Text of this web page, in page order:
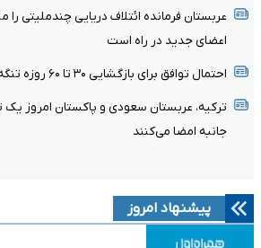
عربستان فرمانده ائتلاف دریایی چندملیتی
اعضای جدید در راه است
احتمال توافق برای بازگشایی ۳۰ تا ۶۰ روزه تنگه هرمز وجود دارد
ترکیه، عربستان سعودی و پاکستان امروز یک
جانبه امضا می‌کنند
پیشنهاد امروز